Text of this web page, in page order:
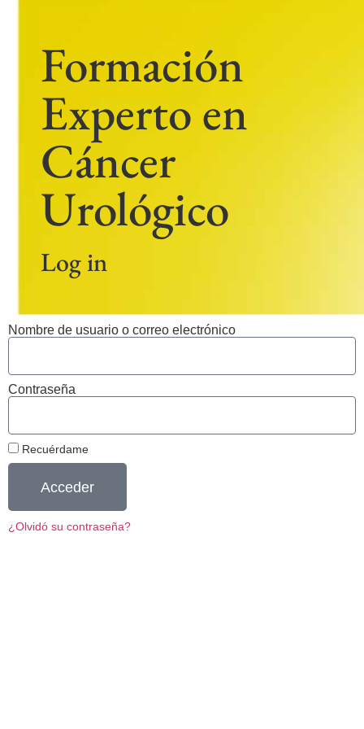
Formación
Experto en
Cáncer
Urológico
Log in
Nombre de usuario o correo electrónico
Contraseña
Recuérdame
Acceder
¿Olvidó su contraseña?